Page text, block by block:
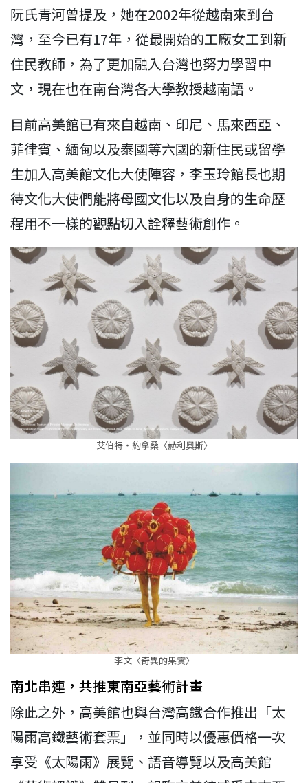
阮氏青河曾提及，她在2002年從越南來到台
灣，至今已有17年，從最開始的工廠女工到新
住民教師，為了更加融入台灣也努力學習中
文，現在也在南台灣各大學教授越南語。
目前高美館已有來自越南、印尼、馬來西亞、
菲律賓、緬甸以及泰國等六國的新住民或留學
生加入高美館文化大使陣容，李玉玲館長也期
待文化大使們能將母國文化以及自身的生命歷
程用不一樣的觀點切入詮釋藝術創作。
艾伯特‧約拿桑〈赫利奧斯〉
李文〈奇異的果實〉
南北串連，共推東南亞藝術計畫
除此之外，高美館也與台灣高鐵合作推出「太
陽雨高鐵藝術套票」，並同時以優惠價格一次
享受《太陽雨》展覽、語音導覽以及高美館